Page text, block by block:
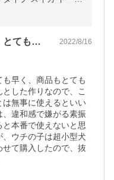
後 傷口保護 LaLUC
注文から発送連絡、到着まで、とても早く… 2022/8/16
早く、商品もとても
した作りなので、こ
無事に使えるといい
違和感で嫌がる素振
本番で使えないと思
ウチの子は超小型犬
て購入したので、抜